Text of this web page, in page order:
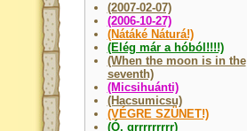
(2007-02-07)
(2006-10-27)
(Nátáké Náturá!)
(Elég már a hóból!!!!)
(When the moon is in the
seventh)
(Micsihuánti)
(Hacsumicsu)
(VÉGRE SZÜNET!)
(Ó, grrrrrrrrr)